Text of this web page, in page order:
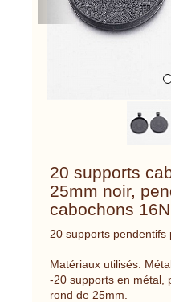
20 supports
25mm noir,
cabochons
20 supports
Matériaux utilisés:
-20 supports en métal,
rond de 25mm.